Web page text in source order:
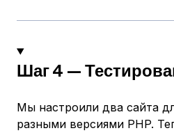
Шаг 4 —
Мы настроили два сайта
разными версиями PHP.